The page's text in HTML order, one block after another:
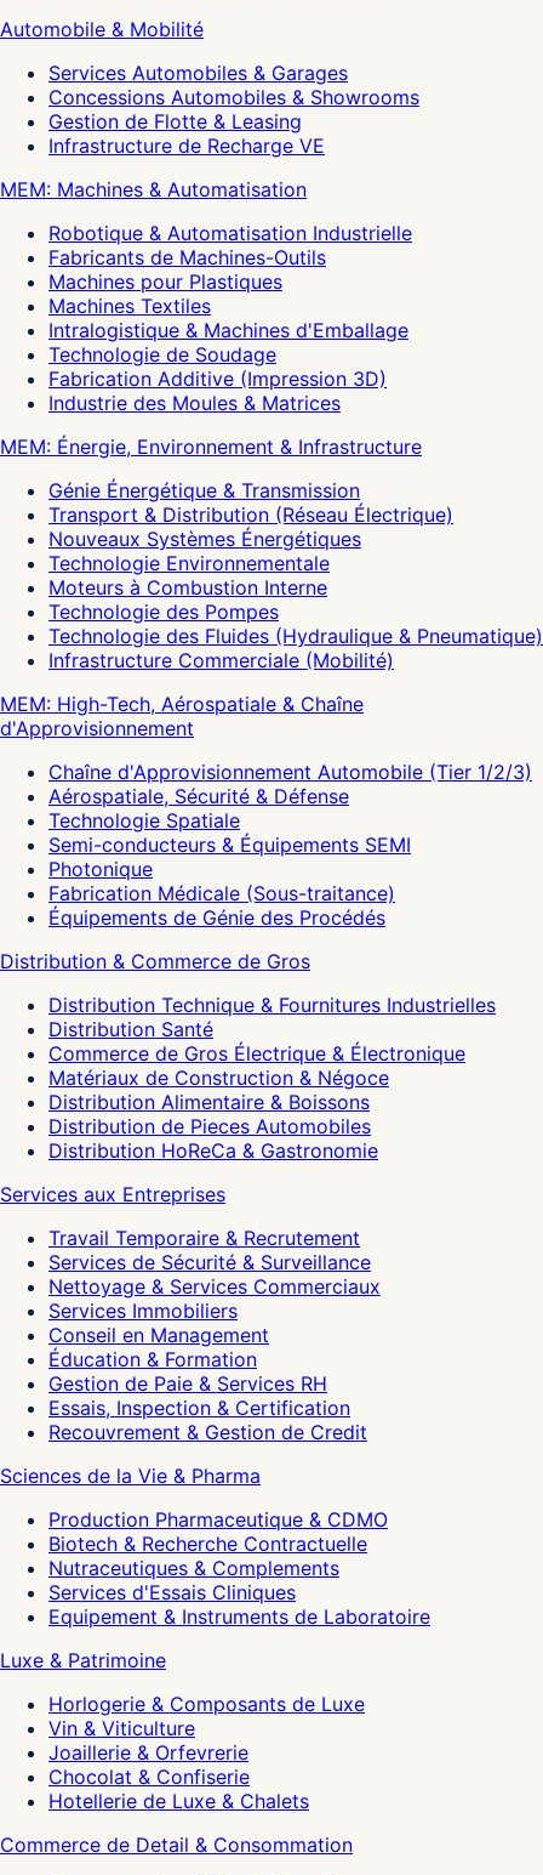
Automobile & Mobilité
Services Automobiles & Garages
Concessions Automobiles & Showrooms
Gestion de Flotte & Leasing
Infrastructure de Recharge VE
MEM: Machines & Automatisation
Robotique & Automatisation Industrielle
Fabricants de Machines-Outils
Machines pour Plastiques
Machines Textiles
Intralogistique & Machines d'Emballage
Technologie de Soudage
Fabrication Additive (Impression 3D)
Industrie des Moules & Matrices
MEM: Énergie, Environnement & Infrastructure
Génie Énergétique & Transmission
Transport & Distribution (Réseau Électrique)
Nouveaux Systèmes Énergétiques
Technologie Environnementale
Moteurs à Combustion Interne
Technologie des Pompes
Technologie des Fluides (Hydraulique & Pneumatique)
Infrastructure Commerciale (Mobilité)
MEM: High-Tech, Aérospatiale & Chaîne
d'Approvisionnement
Chaîne d'Approvisionnement Automobile (Tier 1/2/3)
Aérospatiale, Sécurité & Défense
Technologie Spatiale
Semi-conducteurs & Équipements SEMI
Photonique
Fabrication Médicale (Sous-traitance)
Équipements de Génie des Procédés
Distribution & Commerce de Gros
Distribution Technique & Fournitures Industrielles
Distribution Santé
Commerce de Gros Électrique & Électronique
Matériaux de Construction & Négoce
Distribution Alimentaire & Boissons
Distribution de Pieces Automobiles
Distribution HoReCa & Gastronomie
Services aux Entreprises
Travail Temporaire & Recrutement
Services de Sécurité & Surveillance
Nettoyage & Services Commerciaux
Services Immobiliers
Conseil en Management
Éducation & Formation
Gestion de Paie & Services RH
Essais, Inspection & Certification
Recouvrement & Gestion de Credit
Sciences de la Vie & Pharma
Production Pharmaceutique & CDMO
Biotech & Recherche Contractuelle
Nutraceutiques & Complements
Services d'Essais Cliniques
Equipement & Instruments de Laboratoire
Luxe & Patrimoine
Horlogerie & Composants de Luxe
Vin & Viticulture
Joaillerie & Orfevrerie
Chocolat & Confiserie
Hotellerie de Luxe & Chalets
Commerce de Detail & Consommation